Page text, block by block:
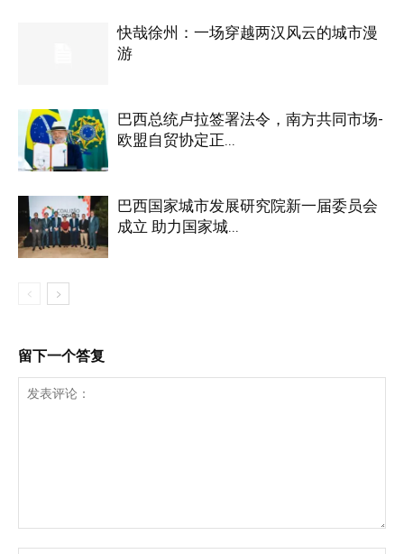
快哉徐州：一场穿越两汉风云的城市漫
游
巴西总统卢拉签署法令，南方共同市场-
欧盟自贸协定正...
巴西国家城市发展研究院新一届委员会
成立 助力国家城...
留下一个答复